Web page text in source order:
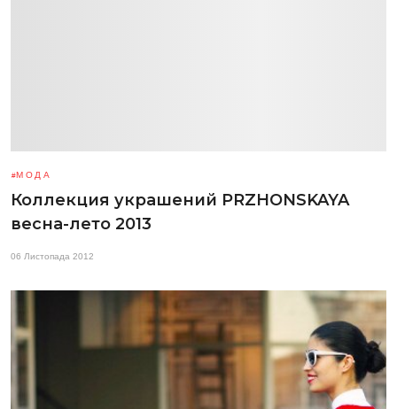
МОДА
Коллекция украшений PRZHONSKAYA
весна-лето 2013
06 Листопада 2012